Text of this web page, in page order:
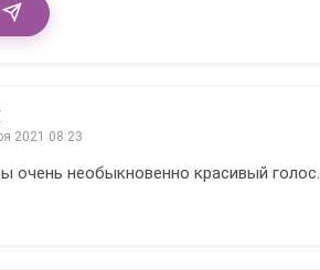
2021 08:23
очень необыкновенно красивый голос.